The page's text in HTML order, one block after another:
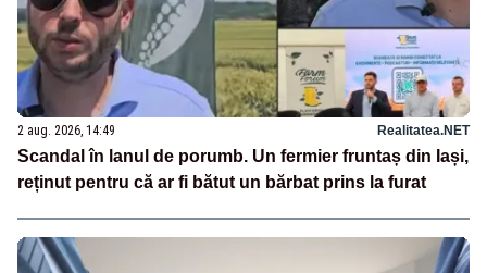
2 aug. 2026, 14:49 Realitatea.NET
Scandal în lanul de porumb. Un fermier fruntaș din Iași,
reținut pentru că ar fi bătut un bărbat prins la furat